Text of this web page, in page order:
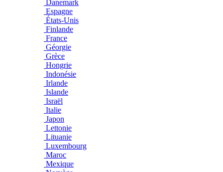
Danemark
Espagne
États-Unis
Finlande
France
Géorgie
Grèce
Hongrie
Indonésie
Irlande
Islande
Israël
Italie
Japon
Lettonie
Lituanie
Luxembourg
Maroc
Mexique